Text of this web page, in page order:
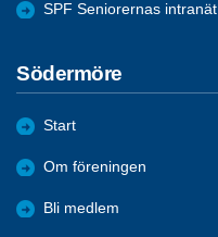
SPF Seniorernas intranät
Södermöre
Start
Om föreningen
Bli medlem